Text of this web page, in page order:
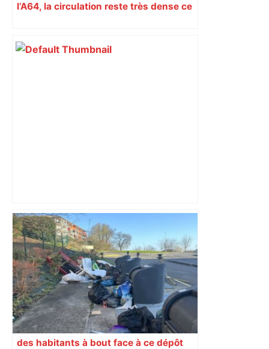
l’A64, la circulation reste très dense ce
Toulouse. Un célèbre cinéma prévient
sa clientèle : certains hot-dogs
pouvaient être contaminés à la listeria –
Actu.fr
des habitants à bout face à ce dépôt